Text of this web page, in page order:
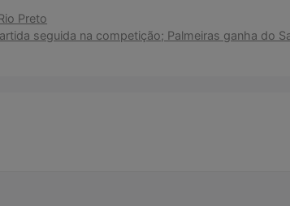
Preto
seguida na competição; Palmeiras ganha do